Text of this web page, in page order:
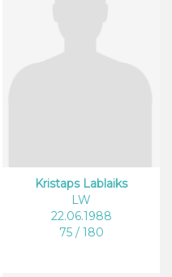
Kristaps Lablaiks
LW
22.06.1988
75 / 180